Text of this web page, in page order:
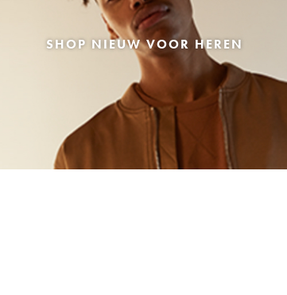
SHOP NIEUW VOOR HEREN